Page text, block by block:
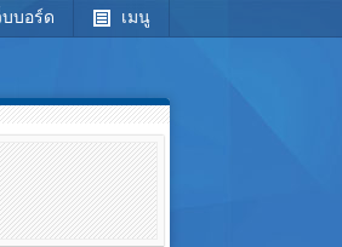
บบอร์ด เมนู